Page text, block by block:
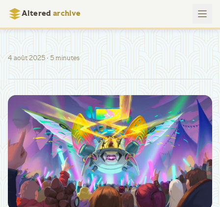
Altered archive
4 août 2025· 5 minutes